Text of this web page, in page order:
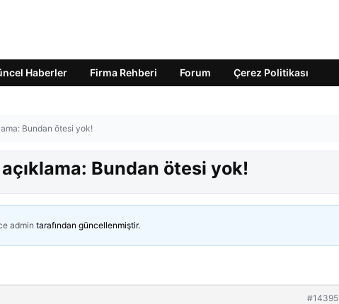
Haberler Firma Rehberi Forum Çerez Politikası
Bundan ötesi yok!
Bundan ötesi yok!
admin tarafından güncellenmiştir.
#14395